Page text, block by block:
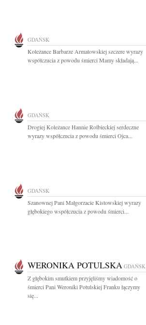
GDAŃSK
Koleżance Barbarze Armatowskiej szczere wyrazy
współczucia z powodu śmierci Mamy składają...
GDAŃSK
Drogiej Koleżance Hannie Rolbieckiej serdeczne
wyrazy współczucia z powodu śmierci Ojca...
GDAŃSK
Szanownej Pani Małgorzacie Kistowskiej wyrazy
głębokiego współczucia z powodu śmierci...
WERONIKA POTULSKA GDAŃSK
Z głębokim smutkiem przyjęliśmy wiadomość o
śmierci Pani Weroniki Potulskiej Franku łączymy
się...